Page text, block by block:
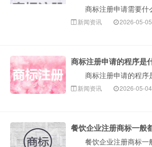
新闻资讯 2026-05-05
新闻资讯 2026-05-04